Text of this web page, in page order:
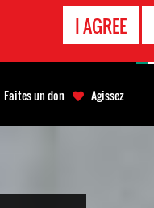
I AGREE
Faites un don Agissez